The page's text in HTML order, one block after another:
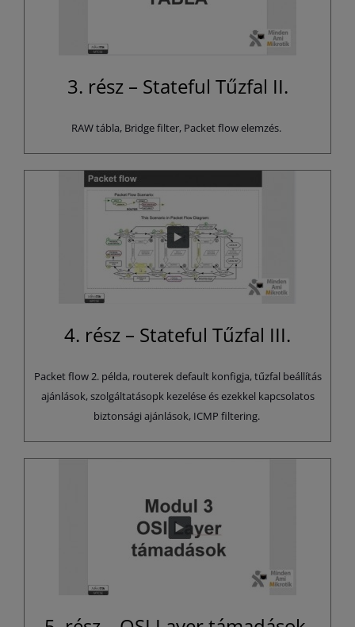
3. rész – Stateful Tűzfal II.
RAW tábla, Bridge filter, Packet flow elemzés.
4. rész – Stateful Tűzfal III.
Packet flow 2. példa, routerek default konfigja, tűzfal beállítás
ajánlások, szolgáltatásopk kezelése és ezekkel kapcsolatos
biztonsági ajánlások, ICMP filtering.